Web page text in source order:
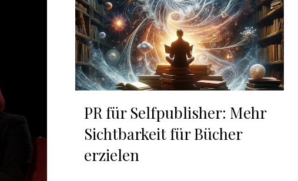
PR für Selfpublisher: Mehr
Sichtbarkeit für Bücher
erzielen